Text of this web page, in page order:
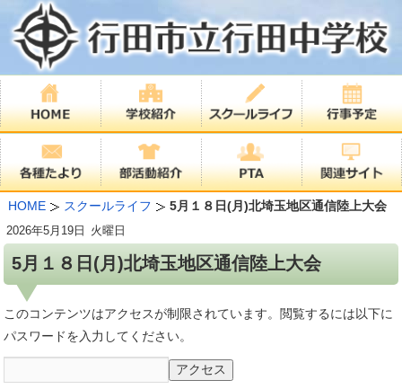
HOME スクールライフ 5月１８日(月)北埼玉地区通信陸上大会
5月１８日(月)北埼玉地区通信陸上大会
2026年5月19日 火曜日
このコンテンツはアクセスが制限されています。閲覧するには以下に
パスワードを入力してください。